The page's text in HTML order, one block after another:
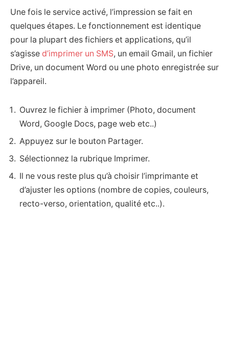
Une fois le service activé, l’impression se fait en
quelques étapes. Le fonctionnement est identique
pour la plupart des fichiers et applications, qu’il
s’agisse d’imprimer un SMS, un email Gmail, un fichier
Drive, un document Word ou une photo enregistrée sur
l’appareil.
Ouvrez le fichier à imprimer (Photo, document
Word, Google Docs, page web etc..)
Appuyez sur le bouton Partager.
Sélectionnez la rubrique Imprimer.
Il ne vous reste plus qu’à choisir l’imprimante et
d’ajuster les options (nombre de copies, couleurs,
recto-verso, orientation, qualité etc..).